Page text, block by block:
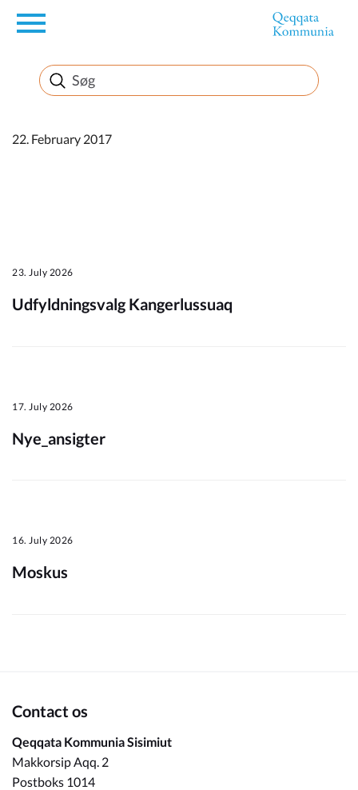
en
Borger
Erhverv
22. February 2017
23. July 2026
Udfyldningsvalg Kangerlussuaq
17. July 2026
Nye_ansigter
16. July 2026
Moskus
Contact os
Qeqqata Kommunia Sisimiut
Makkorsip Aqq. 2
Postboks 1014